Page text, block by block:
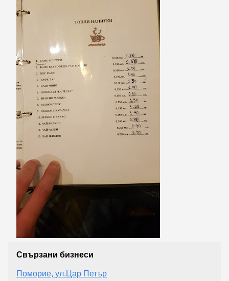
Свързани бизнеси
Поморие, ул.Цар Петър